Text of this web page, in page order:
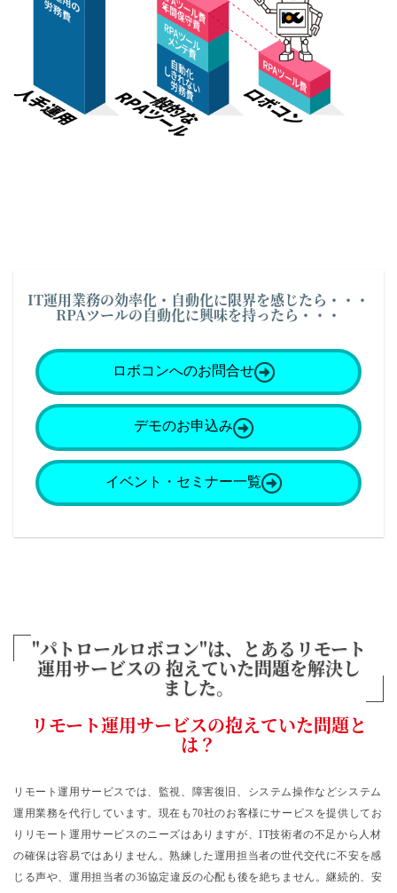
IT運用業務の効率化・自動化に限界を感じたら・・・
RPAツールの自動化に興味を持ったら・・・
ロボコンへのお問合せ
デモのお申込み
イベント・セミナー一覧
"パトロールロボコン"は、 とあるリモート
運用サービスの 抱えていた問題を解決し
ました。
リモート運用サービスの抱えていた問題と
は？
リモート運用サービスでは、監視、障害復旧、システム操作などシステム
運用業務を代行しています。現在も70社のお客様にサービスを提供してお
りリモート運用サービスのニーズはありますが、IT技術者の不足から人材
の確保は容易ではありません。熟練した運用担当者の世代交代に不安を感
じる声や、運用担当者の36協定違反の心配も後を絶ちません。継続的、安